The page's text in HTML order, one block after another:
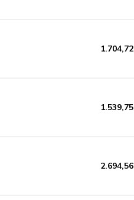
1.704,72
1.539,75
2.694,56